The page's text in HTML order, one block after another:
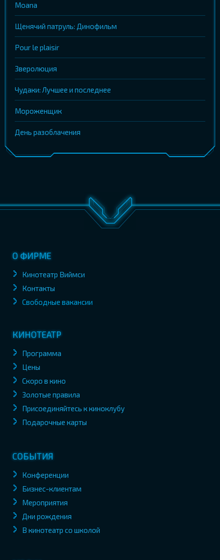
Moana
Щенячий патруль: Динофильм
Pour le plaisir
Зверолюция
Чудаки: Лучшее и последнее
Мороженщик
День разоблачения
О ФИРМЕ
Кинотеатр Виймси
Контакты
Свободные вакансии
КИНОТЕАТР
Программа
Цены
Скоро в кино
Золотые правила
Присоединяйтесь к киноклубу
Подарочные карты
СОБЫТИЯ
Конференции
Бизнес-клиентам
Мероприятия
Дни рождения
В кинотеатр со школой